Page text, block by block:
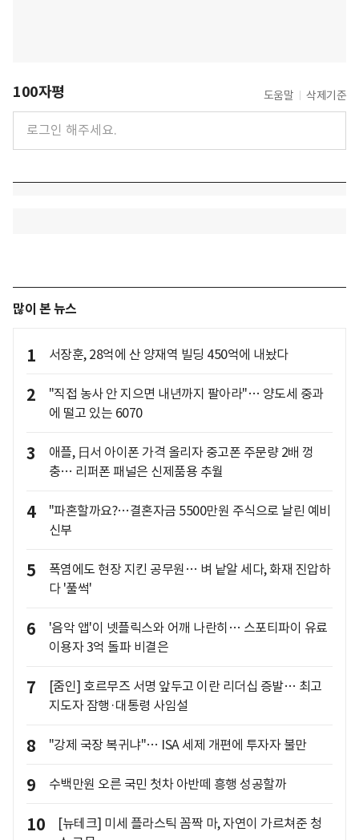
100자평 도움말 삭제기준
많이 본 뉴스
1 서장훈, 28억에 산 양재역 빌딩 450억에 내놨다
2
"직접 농사 안 지으면 내년까지 팔아라"… 양도세 중과
에 떨고 있는 6070
3
애플, 日서 아이폰 가격 올리자 중고폰 주문량 2배 껑
충… 리퍼폰 패널은 신제품용 추월
4
"파혼할까요?…결혼자금 5500만원 주식으로 날린 예비
신부
5
폭염에도 현장 지킨 공무원… 벼 낱알 세다, 화재 진압하
다 '풀썩'
6
'음악 앱'이 넷플릭스와 어깨 나란히… 스포티파이 유료
이용자 3억 돌파 비결은
7
[줌인] 호르무즈 서명 앞두고 이란 리더십 증발… 최고
지도자 잠행·대통령 사임설
8 "강제 국장 복귀냐"… ISA 세제 개편에 투자자 불만
9 수백만원 오른 국민 첫차 아반떼 흥행 성공할까
10
[뉴테크] 미세 플라스틱 꼼짝 마, 자연이 가르쳐준 청